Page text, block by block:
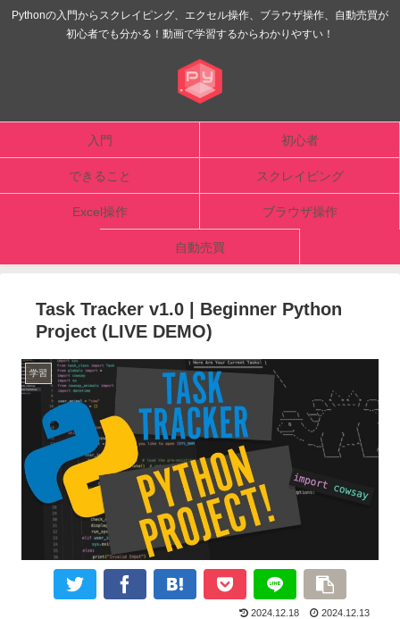
Pythonの入門からスクレイピング、エクセル操作、ブラウザ操作、自動売買が
初心者でも分かる！動画で学習するからわかりやすい！
入門 初心者
できること スクレイピング
Excel操作 ブラウザ操作
自動売買
Task Tracker v1.0 | Beginner Python
Project (LIVE DEMO)
学習
2024.12.18 2024.12.13